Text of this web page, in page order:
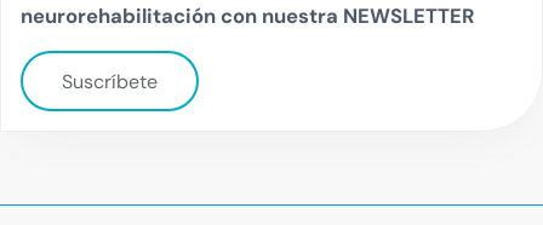
neurorehabilitación con nuestra NEWSLETTER
Suscríbete